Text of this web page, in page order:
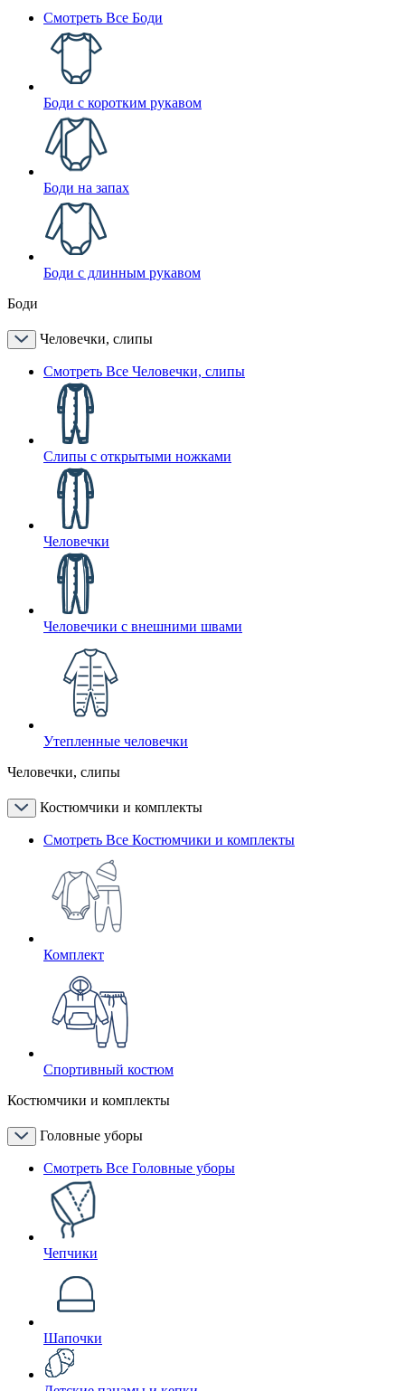
Смотреть Все Боди
Боди с коротким рукавом
Боди на запах
Боди с длинным рукавом
Боди
Человечки, слипы
Смотреть Все Человечки, слипы
Слипы с открытыми ножками
Человечки
Человечики с внешними швами
Утепленные человечки
Человечки, слипы
Костюмчики и комплекты
Смотреть Все Костюмчики и комплекты
Комплект
Спортивный костюм
Костюмчики и комплекты
Головные уборы
Смотреть Все Головные уборы
Чепчики
Шапочки